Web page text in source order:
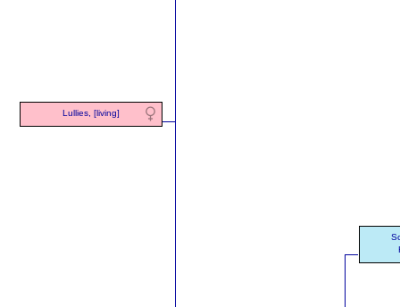
Lullies, [living]